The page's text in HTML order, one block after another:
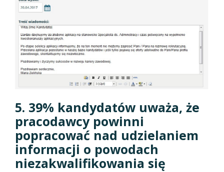
5. 39% kandydatów uważa, że
pracodawcy powinni
popracować nad udzielaniem
informacji o powodach
niezakwalifikowania się